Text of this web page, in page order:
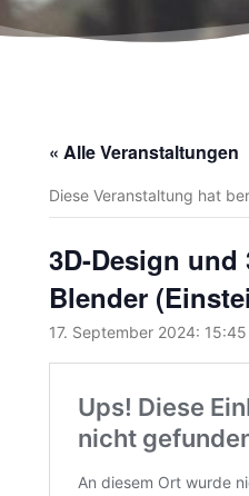
« Alle Veranstaltungen
Diese Veranstaltung hat
3D-Design und
Blender
17. September 2024: 15:45